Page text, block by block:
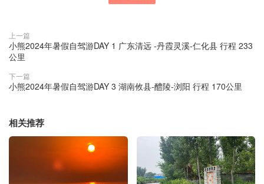
上一篇
小熊2024年暑假自驾游DAY 1 广东清远 -丹霞灵溪-仁化县 行程 233
公里
下一篇
小熊2024年暑假自驾游DAY 3 湖南攸县-醴陵-浏阳 行程 170公里
相关推荐